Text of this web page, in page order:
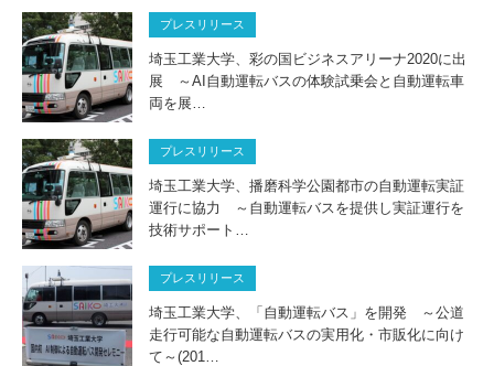
プレスリリース
埼玉工業大学、彩の国ビジネスアリーナ2020に出
展 ～AI自動運転バスの体験試乗会と自動運転車
両を展…
プレスリリース
埼玉工業大学、播磨科学公園都市の自動運転実証
運行に協力 ～自動運転バスを提供し実証運行を
技術サポート…
プレスリリース
埼玉工業大学、「自動運転バス」を開発 ～公道
走行可能な自動運転バスの実用化・市販化に向け
て～(201…